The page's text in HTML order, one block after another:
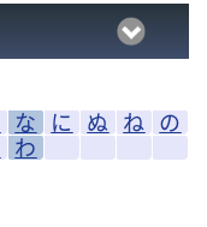
な に ぬ ね の
わ